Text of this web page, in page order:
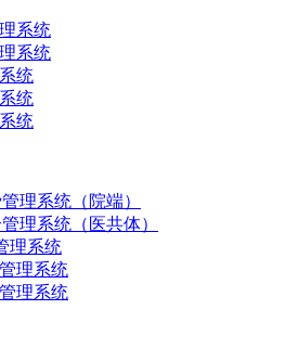
系统
系统
统
统
统
理系统（院端）
理系统（医共体）
理系统
理系统
理系统